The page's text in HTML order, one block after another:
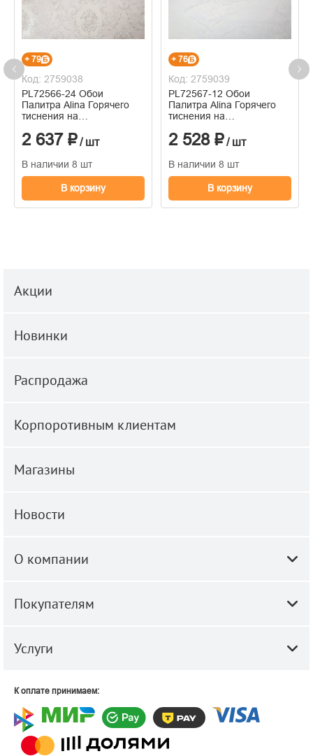
+ 79
Код: 2759038
PL72566-24 Обои
Палитра Alina Горячего
тиснения на
1.06м x 10.05
2 637 ₽/ шт
В наличии 8 шт
В корзину
+ 76
Код: 2759039
PL72567-12 Обои
Палитра Alina Горячего
тиснения на
1.06м x 10.05
2 528 ₽/ шт
В наличии 8 шт
В корзину
Акции
Новинки
Распродажа
Корпоротивным клиентам
Магазины
Новости
О компании
Покупателям
Услуги
К оплате принимаем: